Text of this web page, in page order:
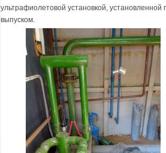
ультрафиолетовой установкой, установленной
выпуском.